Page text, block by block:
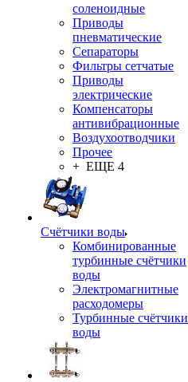
соленоидные
Приводы
пневматические
Сепараторы
Фильтры сетчатые
Приводы
электрические
Компенсаторы
антивибрационные
Воздухоотводчики
Прочее
+ ЕЩЕ 4
Счётчики воды
Комбинированные
турбинные счётчики
воды
Электромагнитные
расходомеры
Турбинные счётчики
воды